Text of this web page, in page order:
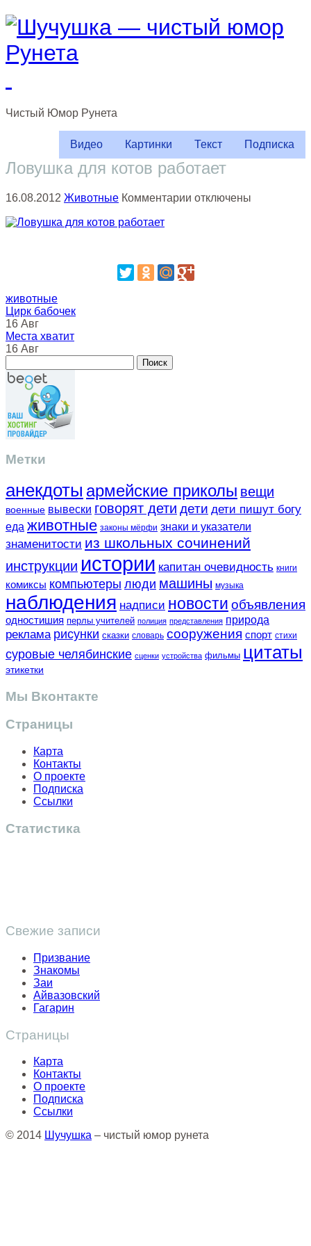
Чистый Юмор Рунета
Видео Картинки Текст Подписка
Ловушка для котов работает
16.08.2012 Животные Комментарии котключены
животные
Цирк бабочек
16 Авг
Места хватит
16 Авг
Метки
анекдоты армейские приколы вещи
военные вывески говорят дети дети дети пишут богу
еда животные законы мёрфи знаки и указатели
знаменитости из школьных сочинений
инструкции истории капитан очевидность книги
комиксы компьютеры люди машины музыка
наблюдения надписи новости объявления
одностишия перлы учителей полиция представления природа
реклама рисунки сказки словарь сооружения спорт стихи
суровые челябинские сценки устройства фильмы цитаты
этикетки
Мы Вконтакте
Страницы
Карта
Контакты
О проекте
Подписка
Ссылки
Статистика
Свежие записи
Призвание
Знакомы
Заи
Айвазовский
Гагарин
Страницы
Карта
Контакты
О проекте
Подписка
Ссылки
© 2014 Шучушка – чистый юмор рунета